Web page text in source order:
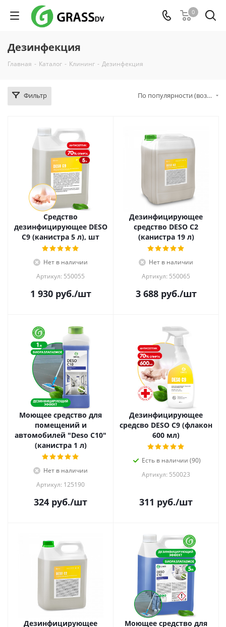
0
Дезинфекция
Главная - Каталог - Клининг - Дезинфекция
Фильтр По популярности (возрастание)
Средство
дезинфицирующее DESO
C9 (канистра 5 л), шт
Нет в наличии
Артикул: 550055
1 930руб./шт
Дезинфицирующее
средство DESO C2
(канистра 19 л)
Нет в наличии
Артикул: 550065
3 688руб./шт
Моющее средство для
помещений и
автомобилей "Deso C10"
(канистра 1 л)
Нет в наличии
Артикул: 125190
324 руб./шт
Дезинфицирующее
средсво DESO C9 (флакон
600 мл)
Есть в наличии (90)
Артикул: 550023
311 руб./шт
Дезинфицирующее
Моющее средство для